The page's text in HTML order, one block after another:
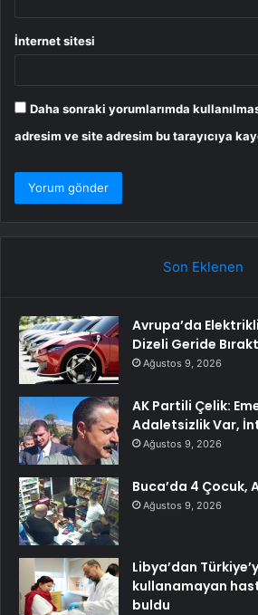
İnternet sitesi
Daha sonraki yorumlarımda
adresim ve site adresim bu tarayıcıya
Son Eklenen
Avrupa’da
Dizeli Geride
Ağustos 9, 2026
AK Partili Çelik:
Adaletsizlik Var,
Ağustos 9, 2026
Buca’da 4 Çocuk,
Ağustos 9, 2026
Libya’dan
kullanamayan
buldu